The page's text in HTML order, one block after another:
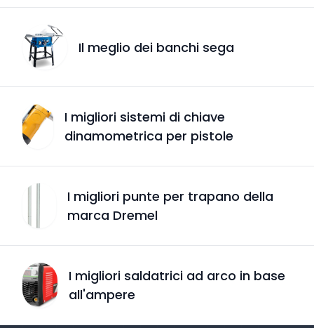
Il meglio dei banchi sega
I migliori sistemi di chiave
dinamometrica per pistole
I migliori punte per trapano della
marca Dremel
I migliori saldatrici ad arco in base
all'ampere